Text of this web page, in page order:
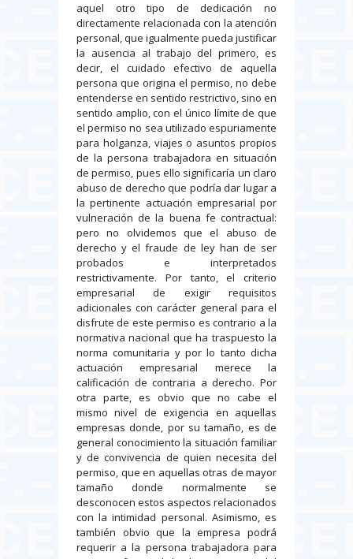
aquel otro tipo de dedicación no
directamente relacionada con la atención
personal, que igualmente pueda justificar
la ausencia al trabajo del primero, es
decir, el cuidado efectivo de aquella
persona que origina el permiso, no debe
entenderse en sentido restrictivo, sino en
sentido amplio, con el único límite de que
el permiso no sea utilizado espuriamente
para holganza, viajes o asuntos propios
de la persona trabajadora en situación
de permiso, pues ello significaría un claro
abuso de derecho que podría dar lugar a
la pertinente actuación empresarial por
vulneración de la buena fe contractual:
pero no olvidemos que el abuso de
derecho y el fraude de ley han de ser
probados e interpretados
restrictivamente. Por tanto, el criterio
empresarial de exigir requisitos
adicionales con carácter general para el
disfrute de este permiso es contrario a la
normativa nacional que ha traspuesto la
norma comunitaria y por lo tanto dicha
actuación empresarial merece la
calificación de contraria a derecho. Por
otra parte, es obvio que no cabe el
mismo nivel de exigencia en aquellas
empresas donde, por su tamaño, es de
general conocimiento la situación familiar
y de convivencia de quien necesita del
permiso, que en aquellas otras de mayor
tamaño donde normalmente se
desconocen estos aspectos relacionados
con la intimidad personal. Asimismo, es
también obvio que la empresa podrá
requerir a la persona trabajadora para